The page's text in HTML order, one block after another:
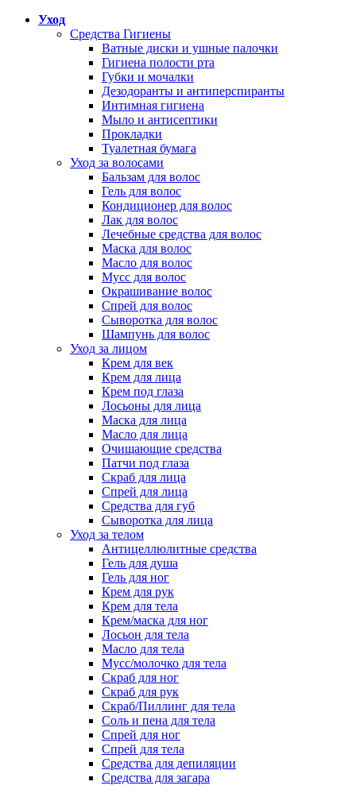
Уход
Средства Гигиены
Ватные диски и ушные палочки
Гигиена полости рта
Губки и мочалки
Дезодоранты и антиперспиранты
Интимная гигиена
Мыло и антисептики
Прокладки
Туалетная бумага
Уход за волосами
Бальзам для волос
Гель для волос
Кондиционер для волос
Лак для волос
Лечебные средства для волос
Маска для волос
Масло для волос
Мусс для волос
Окрашивание волос
Спрей для волос
Сыворотка для волос
Шампунь для волос
Уход за лицом
Крем для век
Крем для лица
Крем под глаза
Лосьоны для лица
Маска для лица
Масло для лица
Очищающие средства
Патчи под глаза
Скраб для лица
Спрей для лица
Средства для губ
Сыворотка для лица
Уход за телом
Антицеллюлитные средства
Гель для душа
Гель для ног
Крем для рук
Крем для тела
Крем/маска для ног
Лосьон для тела
Масло для тела
Мусс/молочко для тела
Скраб для ног
Скраб для рук
Скраб/Пиллинг для тела
Соль и пена для тела
Спрей для ног
Спрей для тела
Средства для депиляции
Средства для загара